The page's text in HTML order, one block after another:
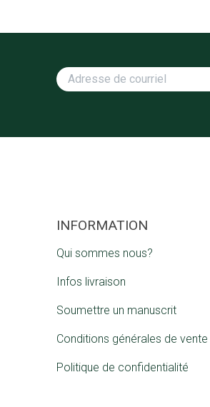
INFORMATION
Qui sommes nous?
Infos livraison
Soumettre un manuscrit
Conditions générales de vente
Politique de confidentialité